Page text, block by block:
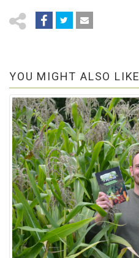
YOU MIGHT ALSO LIKE